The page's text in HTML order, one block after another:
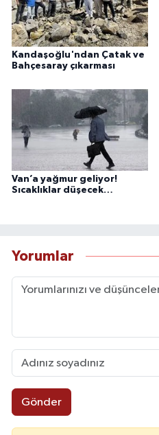
Kandaşoğlu'ndan Çatak ve
Bahçesaray çıkarması
Van’a yağmur geliyor!
Sıcaklıklar düşecek…
Yorumlar
Gönder